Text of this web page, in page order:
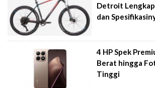
Detroit
dan
4 HP Spek
Berat hingga
Tinggi